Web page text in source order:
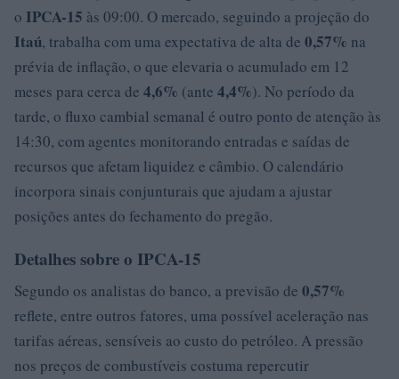
o IPCA-15 às 09:00. O mercado, seguindo a projeção do
Itaú, trabalha com uma expectativa de alta de 0,57% na
prévia de inflação, o que elevaria o acumulado em 12
meses para cerca de 4,6% (ante 4,4%). No período da
tarde, o fluxo cambial semanal é outro ponto de atenção às
14:30, com agentes monitorando entradas e saídas de
recursos que afetam liquidez e câmbio. O calendário
incorpora sinais conjunturais que ajudam a ajustar
posições antes do fechamento do pregão.
Detalhes sobre o IPCA-15
Segundo os analistas do banco, a previsão de 0,57%
reflete, entre outros fatores, uma possível aceleração nas
tarifas aéreas, sensíveis ao custo do petróleo. A pressão
nos preços de combustíveis costuma repercutir